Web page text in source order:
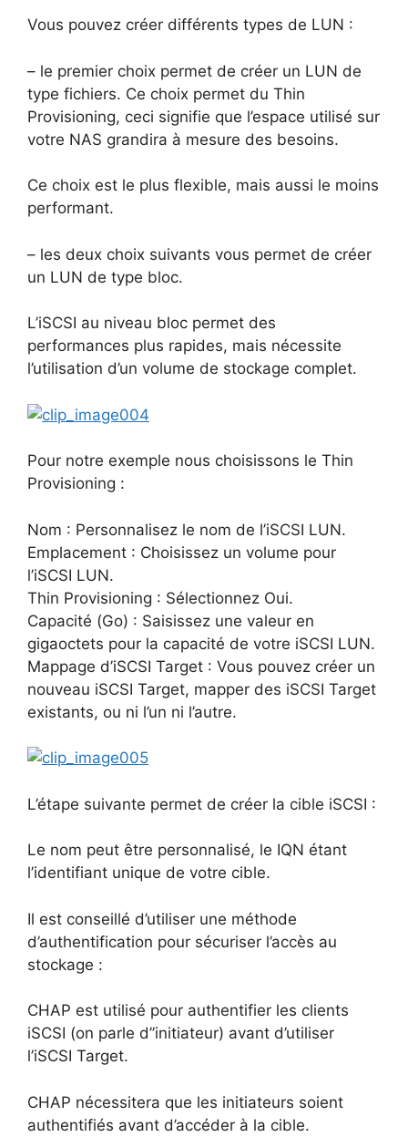
Vous pouvez créer différents types de LUN :
– le premier choix permet de créer un LUN de
type fichiers. Ce choix permet du Thin
Provisioning, ceci signifie que l’espace utilisé sur
votre NAS grandira à mesure des besoins.
Ce choix est le plus flexible, mais aussi le moins
performant.
– les deux choix suivants vous permet de créer
un LUN de type bloc.
L’iSCSI au niveau bloc permet des
performances plus rapides, mais nécessite
l’utilisation d’un volume de stockage complet.
Pour notre exemple nous choisissons le Thin
Provisioning :
Nom : Personnalisez le nom de l’iSCSI LUN.
Emplacement : Choisissez un volume pour
l’iSCSI LUN.
Thin Provisioning : Sélectionnez Oui.
Capacité (Go) : Saisissez une valeur en
gigaoctets pour la capacité de votre iSCSI LUN.
Mappage d’iSCSI Target : Vous pouvez créer un
nouveau iSCSI Target, mapper des iSCSI Target
existants, ou ni l’un ni l’autre.
L’étape suivante permet de créer la cible iSCSI :
Le nom peut être personnalisé, le IQN étant
l’identifiant unique de votre cible.
Il est conseillé d’utiliser une méthode
d’authentification pour sécuriser l’accès au
stockage :
CHAP est utilisé pour authentifier les clients
iSCSI (on parle d’’initiateur) avant d’utiliser
l’iSCSI Target.
CHAP nécessitera que les initiateurs soient
authentifiés avant d’accéder à la cible.